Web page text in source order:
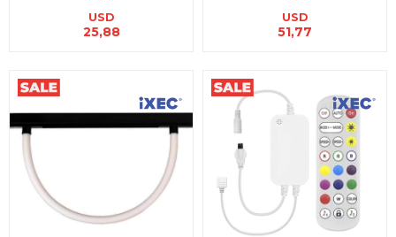
USD
25,88
USD
51,77